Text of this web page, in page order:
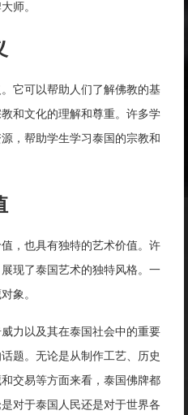
师。
它可以帮助人们了解佛教的基
和文化的理解和尊重。许多学
，帮助学生学习泰国的宗教和
，也具有独特的艺术价值。许
现了泰国艺术的独特风格。一
象。
力以及其在泰国社会中的重要
题。无论是从制作工艺、历史
交易等方面来看，泰国佛牌都
对于泰国人民还是对于世界各